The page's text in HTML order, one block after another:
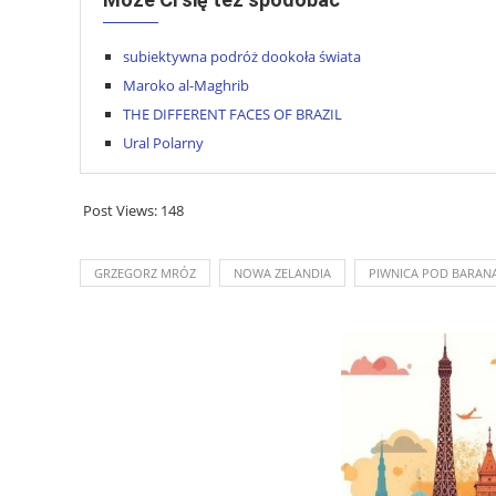
subiektywna podróż dookoła świata
Maroko al-Maghrib
THE DIFFERENT FACES OF BRAZIL
Ural Polarny
Post Views: 148
GRZEGORZ MRÓZ NOWA ZELANDIA PIWNICA POD